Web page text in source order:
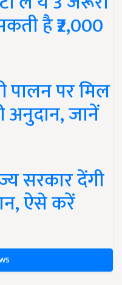
है ₹2,000
पालन पर मिल
अनुदान, जानें
सरकार देंगी
ऐसे करें